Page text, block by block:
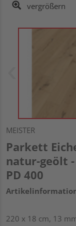
vergrößern
MEISTER
Parkett
natur-geölt
PD 400
220 x 18 cm, 13